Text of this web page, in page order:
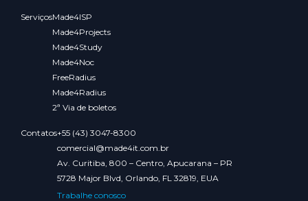
ServiçosMade4ISP
Made4Projects
Made4Study
Made4Noc
FreeRadius
Made4Radius
2ª Via de boletos
Contatos+55 (43) 3047-8300
comercial@made4it.com.br
Av. Curitiba, 800 – Centro, Apucarana – PR
5728 Major Blvd, Orlando, FL 32819, EUA
Trabalhe conosco